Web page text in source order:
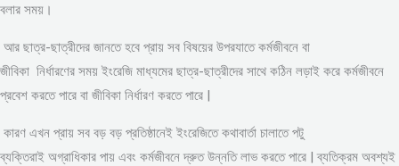
বলার সময়।
আর ছাত্র-ছাত্রীদের জানতে হবে প্রায় সব বিষয়ের উপরযাতে কর্মজীবনে বা
জীবিকা নির্ধারণের সময় ইংরেজি মাধ্যমের ছাত্র-ছাত্রীদের সাথে কঠিন লড়াই করে কর্মজীবনে
প্রবেশ করতে পারে বা জীবিকা নির্ধারণ করতে পারে |
কারণ এখন প্রায় সব বড় বড় প্রতিষ্ঠানেই ইংরেজিতে কথাবার্তা চালাতে পটু
ব্যক্তিরাই অগ্রাধিকার পায় এবং কর্মজীবনে দ্রুত উন্নতি লাভ করতে পারে | ব্যতিক্রম অবশ্যই